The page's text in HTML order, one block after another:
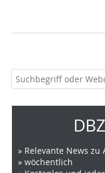
» Relevante News
» wöchentlich